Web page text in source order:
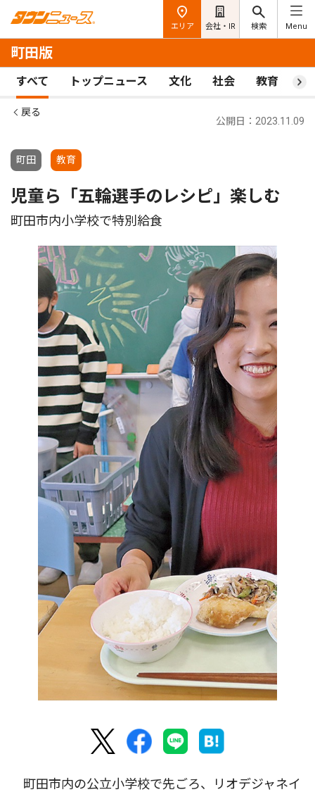
エリア 会社・IR 検索 Menu
町田版
すべて トップニュース 文化 社会 教育 ス
戻る
町田 教育
公開日：2023.11.09
児童ら「五輪選手のレシピ」楽しむ
町田市内小学校で特別給食
町田市内の公立小学校で先ごろ、リオデジャネイ